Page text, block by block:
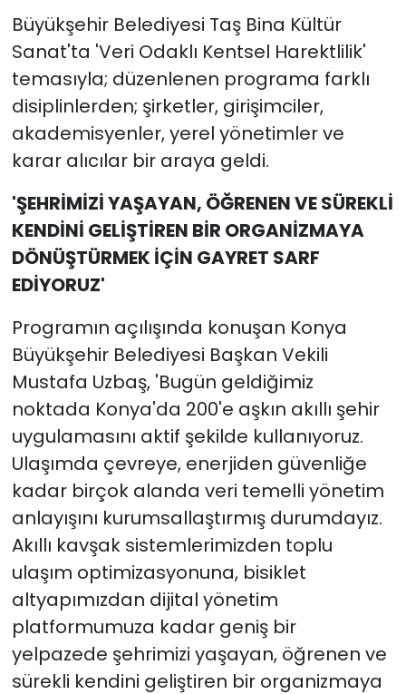
Büyükşehir Belediyesi Taş Bina Kültür
Sanat'ta 'Veri Odaklı Kentsel Harektlilik'
temasıyla; düzenlenen programa farklı
disiplinlerden; şirketler, girişimciler,
akademisyenler, yerel yönetimler ve
karar alıcılar bir araya geldi.
'ŞEHRİMİZİ YAŞAYAN, ÖĞRENEN VE SÜREKLİ
KENDİNİ GELİŞTİREN BİR ORGANİZMAYA
DÖNÜŞTÜRMEK İÇİN GAYRET SARF
EDİYORUZ'
Programın açılışında konuşan Konya
Büyükşehir Belediyesi Başkan Vekili
Mustafa Uzbaş, 'Bugün geldiğimiz
noktada Konya'da 200'e aşkın akıllı şehir
uygulamasını aktif şekilde kullanıyoruz.
Ulaşımda çevreye, enerjiden güvenliğe
kadar birçok alanda veri temelli yönetim
anlayışını kurumsallaştırmış durumdayız.
Akıllı kavşak sistemlerimizden toplu
ulaşım optimizasyonuna, bisiklet
altyapımızdan dijital yönetim
platformumuza kadar geniş bir
yelpazede şehrimizi yaşayan, öğrenen ve
sürekli kendini geliştiren bir organizmaya